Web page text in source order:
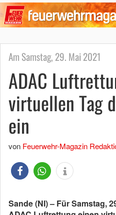
Am Samstag, 29. Mai 2021
ADAC
virtuellen Tag
ein
von Feuerwehr-Magazin
Sande (NI) – Für Samstag,